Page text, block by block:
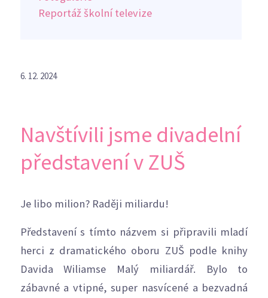
Reportáž školní televize
6. 12. 2024
Navštívili jsme divadelní
představení v ZUŠ
Je libo milion? Raději miliardu!
Představení s tímto názvem si připravili mladí
herci z dramatického oboru ZUŠ podle knihy
Davida Wiliamse Malý miliardář. Bylo to
zábavné a vtipné, super nasvícené a bezvadná